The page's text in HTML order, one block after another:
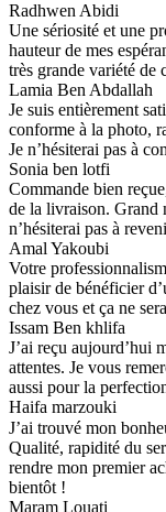
Radhwen Abidi
Une sériosité et une
hauteur de mes
très grande variété de
Lamia Ben Abdallah
Je suis entièrement
conforme à la photo,
Je n’hésiterai pas à
Sonia ben lotfi
Commande bien
de la livraison. Grand
n’hésiterai pas à
Amal Yakoubi
Votre
plaisir de bénéficier
chez vous et ça ne
Issam Ben khlifa
J’ai reçu aujourd’hui
attentes. Je vous
aussi pour la
Haifa marzouki
J’ai trouvé mon
Qualité, rapidité du
rendre mon premier
bientôt !
Maram Louati